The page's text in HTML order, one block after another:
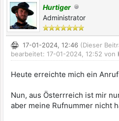
Hurtiger
Administrator
17-01-2024, 12:46 (Dieser
bearbeitet: 17-01-2024, 12:52 von
Heute erreichte mich ein
Nun, aus Österrreich ist mir
aber meine Rufnummer nicht